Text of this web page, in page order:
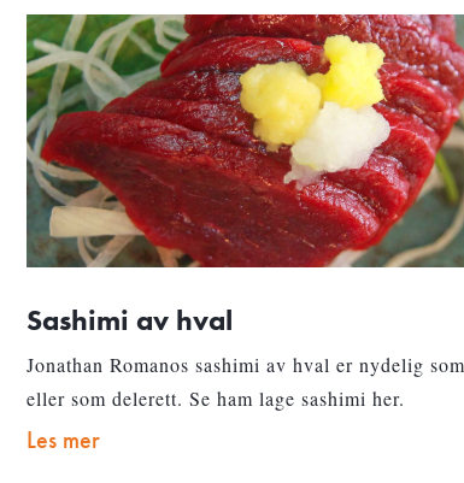
Sashimi av hval
Jonathan Romanos sashimi av hval er nydelig
eller som delerett. Se ham lage sashimi her.
Les mer